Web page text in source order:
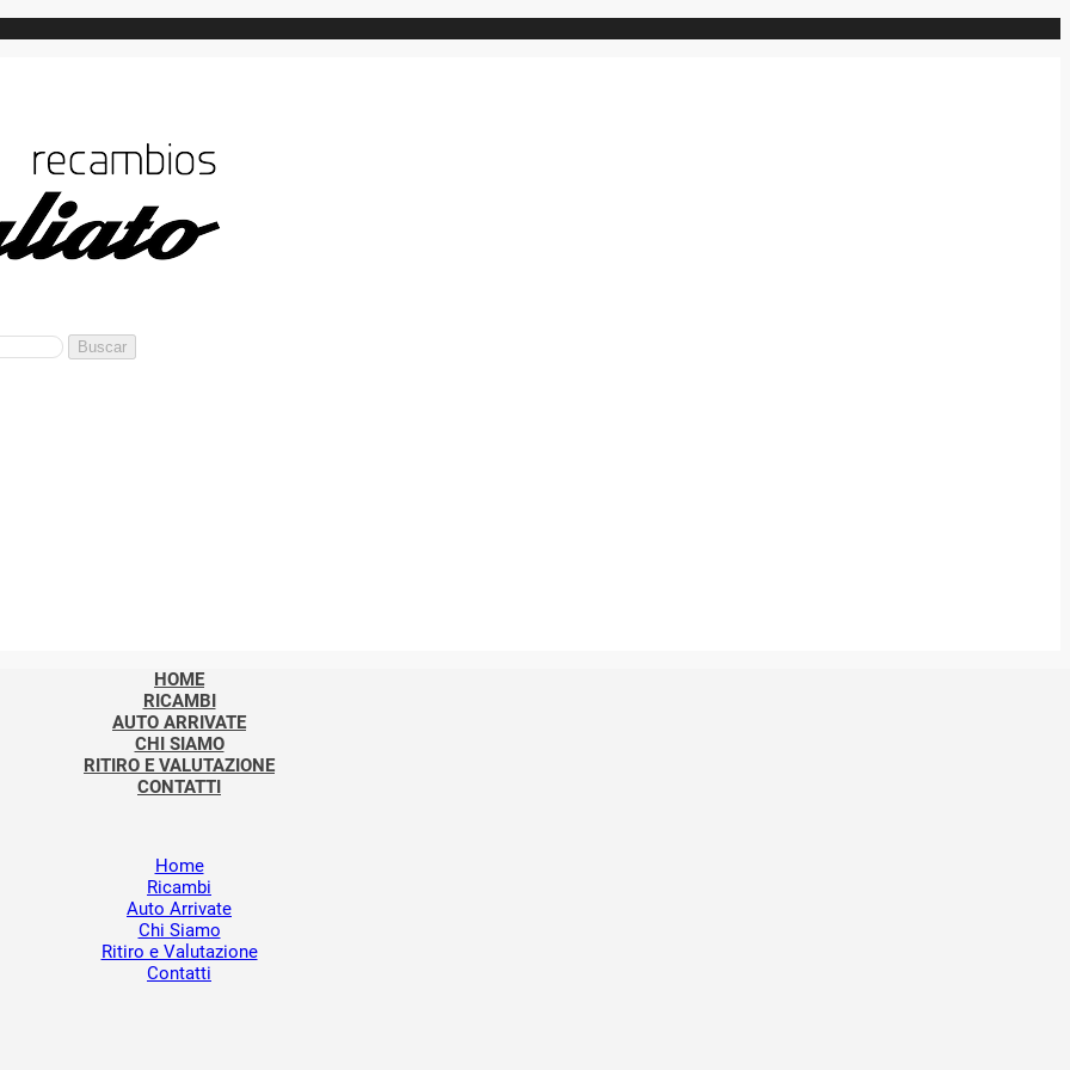
HOME
RICAMBI
AUTO ARRIVATE
CHI SIAMO
RITIRO E VALUTAZIONE
CONTATTI
Home
Ricambi
Auto Arrivate
Chi Siamo
Ritiro e Valutazione
Contatti